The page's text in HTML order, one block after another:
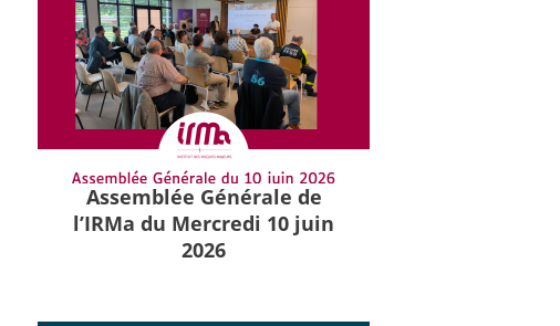
Assemblée Générale de
l’IRMa du Mercredi 10 juin
2026